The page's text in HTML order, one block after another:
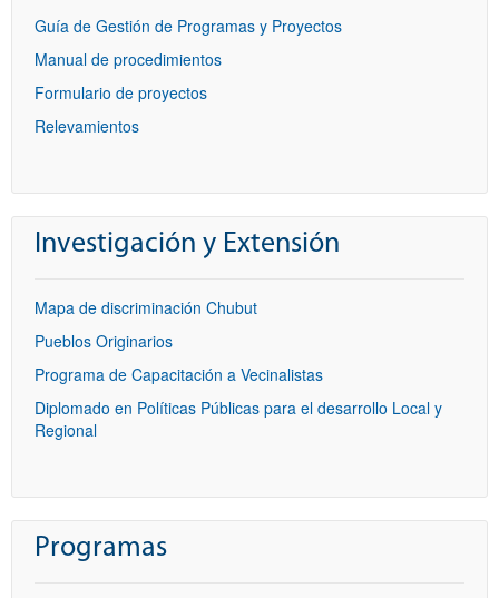
Guía de Gestión de Programas y Proyectos
Manual de procedimientos
Formulario de proyectos
Relevamientos
Investigación y Extensión
Mapa de discriminación Chubut
Pueblos Originarios
Programa de Capacitación a Vecinalistas
Diplomado en Políticas Públicas para el desarrollo Local y
Regional
Programas